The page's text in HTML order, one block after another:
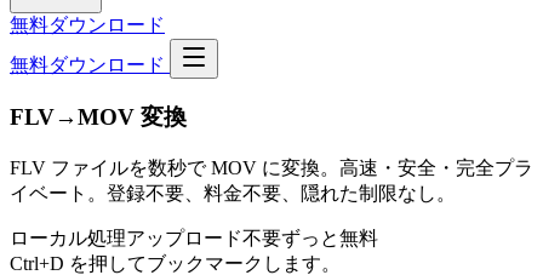
無料ダウンロード
無料ダウンロード
FLV→MOV 変換
FLV ファイルを数秒で MOV に変換。高速・安全・完全プラ
イベート。登録不要、料金不要、隠れた制限なし。
ローカル処理アップロード不要ずっと無料
Ctrl+D を押してブックマークします。